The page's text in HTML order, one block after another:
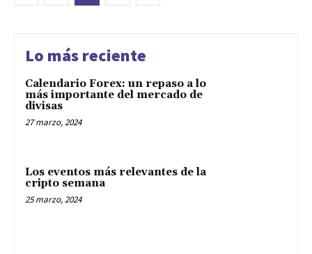
Lo más reciente
Calendario Forex: un repaso a lo
más importante del mercado de
divisas
27 marzo, 2024
Los eventos más relevantes de la
cripto semana
25 marzo, 2024